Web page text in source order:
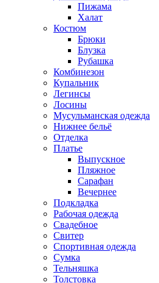
Пижама
Халат
Костюм
Брюки
Блузка
Рубашка
Комбинезон
Купальник
Легинсы
Лосины
Мусульманская одежда
Нижнее бельё
Отделка
Платье
Выпускное
Пляжное
Сарафан
Вечернее
Подкладка
Рабочая одежда
Свадебное
Свитер
Спортивная одежда
Сумка
Тельняшка
Толстовка